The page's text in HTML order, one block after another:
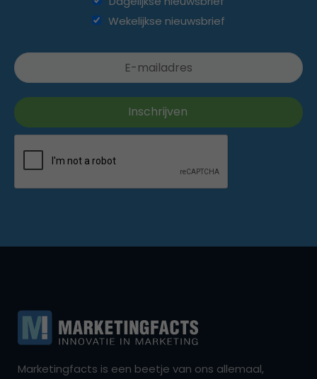
Wekelijkse nieuwsbrief
Marketingfacts is een beetje van ons allemaal,